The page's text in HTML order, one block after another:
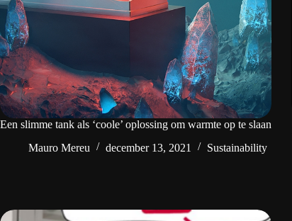
Een slimme tank als ‘coole’ oplossing om warmte op te slaan
Mauro Mereu
december 13, 2021 Sustainability